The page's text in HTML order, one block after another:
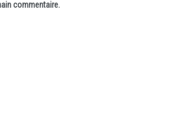
commentaire.